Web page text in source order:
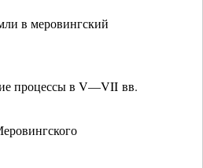
в меровингский
процессы в V—VII вв.